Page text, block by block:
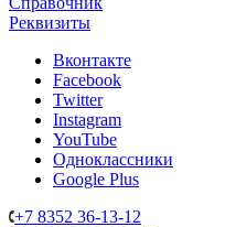
Реквизиты
Вконтакте
Facebook
Twitter
Instagram
YouTube
Одноклассники
Google Plus
+7 8352 36-13-12